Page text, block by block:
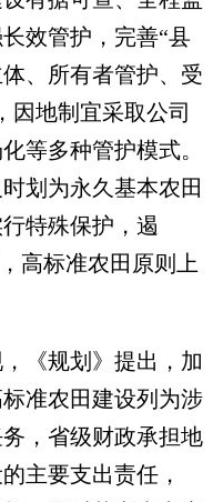
效管护，完善“县
、所有者管护、受
因地制宜采取公司
等多种管护模式。
划为永久基本农田
特殊保护，遏
高标准农田原则上
《规划》提出，加
准农田建设列为涉
，省级财政承担地
主要支出责任，